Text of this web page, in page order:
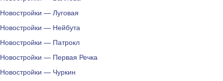
Новостройки — Луговая
Новостройки — Нейбута
Новостройки — Патрокл
Новостройки — Первая Речка
Новостройки — Чуркин